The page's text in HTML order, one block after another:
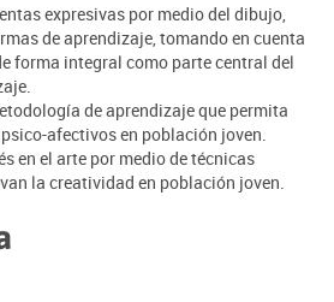
expresivas por medio del dibujo,
de aprendizaje, tomando en cuenta
forma integral como parte central del
de aprendizaje que permita
afectivos en población joven.
en el arte por medio de técnicas
la creatividad en población joven.